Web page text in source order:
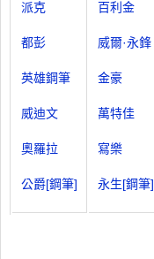
派克
都彭
英雄鋼筆
威迪文
奧羅拉
公爵[鋼筆]
百利金
威爾·永鋒
金豪
萬特佳
寫樂
永生[鋼筆]